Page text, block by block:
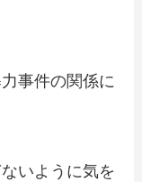
事件の関係に
いように気を